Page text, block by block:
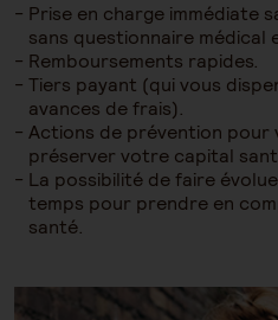
Prise en charge immédiate
sans questionnaire médical
Remboursements rapides.
Tiers payant (qui vous
avances de frais).
Actions de prévention
préserver votre capital
La possibilité de faire
temps pour prendre en
santé.